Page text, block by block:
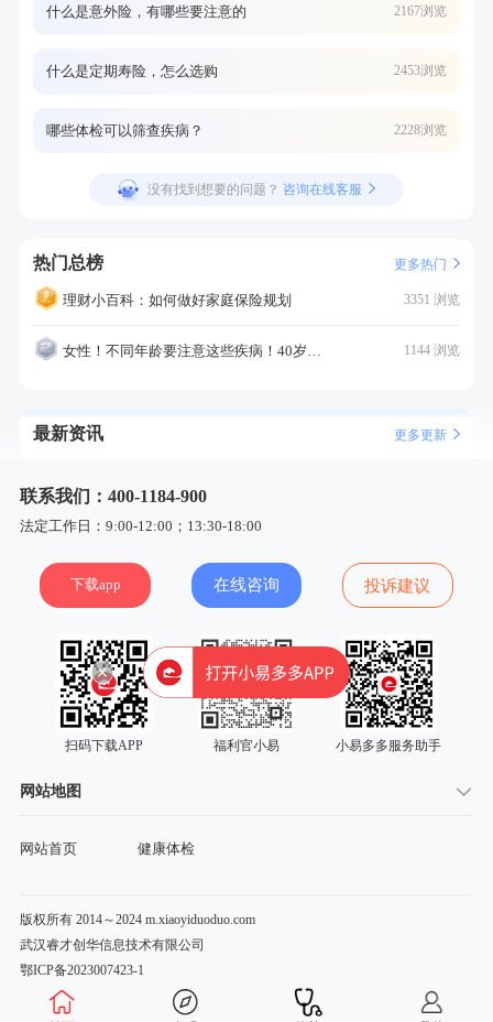
什么是意外险，有哪些要注意的 2167浏览
什么是定期寿险，怎么选购 2453浏览
哪些体检可以筛查疾病？ 2228浏览
没有找到想要的问题？ 咨询在线客服
热门总榜 更多热门
理财小百科：如何做好家庭保险规划 3351 浏览
女性！不同年龄要注意这些疾病！40岁的这个疾病最需要注意！ 1144 浏览
最新资讯 更多更新
联系我们：400-1184-900
法定工作日：9:00-12:00；13:30-18:00
下载app 在线咨询 投诉建议
扫码下载APP 福利官小易 小易多多服务助手
网站地图
网站首页 健康体检
版权所有 2014～2024 m.xiaoyiduoduo.com
武汉睿才创华信息技术有限公司
鄂ICP备2023007423-1